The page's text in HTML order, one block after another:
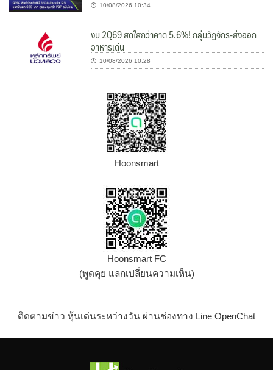
10/08/2026 10:34
งบ 2Q69 สดใสกว่าคาด 5.6%! กลุ่มวัฏจักร-ส่งออก
อาหารเด่น
10/08/2026 10:28
Hoonsmart
Hoonsmart FC
(พูดคุย แลกเปลี่ยนความเห็น)
ติดตามข่าว หุ้นเด่นระหว่างวัน ผ่านช่องทาง Line OpenChat